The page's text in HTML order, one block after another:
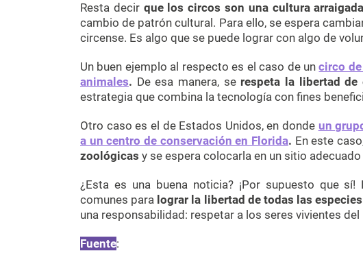
Resta decir que los circos son una cultura arraigada
cambio de patrón cultural. Para ello, se espera
circense. Es algo que se puede lograr con algo de
Un buen ejemplo al respecto es el caso de uncirco
animales. De esa manera, se respeta la libertad de
estrategia que combina la tecnología con fines
Otro caso es el de Estados Unidos, en donde un
a un centro de conservación en Florida. En este
zoológicas y se espera colocarla en un sitio
¿Esta es una buena noticia? ¡Por supuesto que
comunes para lograr la libertad de todas las
una responsabilidad: respetar a los seres vivientes del
Fuente: